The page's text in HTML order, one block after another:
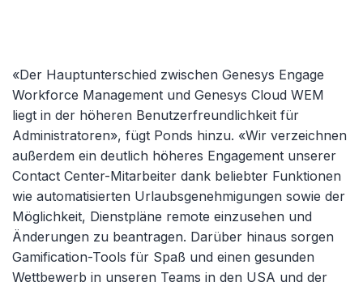
«Der Hauptunterschied zwischen Genesys Engage
Workforce Management und Genesys Cloud WEM
liegt in der höheren Benutzerfreundlichkeit für
Administratoren», fügt Ponds hinzu. «Wir verzeichnen
außerdem ein deutlich höheres Engagement unserer
Contact Center-Mitarbeiter dank beliebter Funktionen
wie automatisierten Urlaubsgenehmigungen sowie der
Möglichkeit, Dienstpläne remote einzusehen und
Änderungen zu beantragen. Darüber hinaus sorgen
Gamification-Tools für Spaß und einen gesunden
Wettbewerb in unseren Teams in den USA und der